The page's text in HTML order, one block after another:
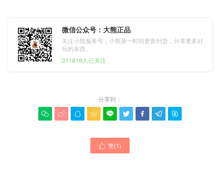
微信公众号：大熊正品
关注小熊服务号，小熊第一时间更新到货，分享更多好
玩的东西。
311816人已关注
分享到：
        
 赞(1)